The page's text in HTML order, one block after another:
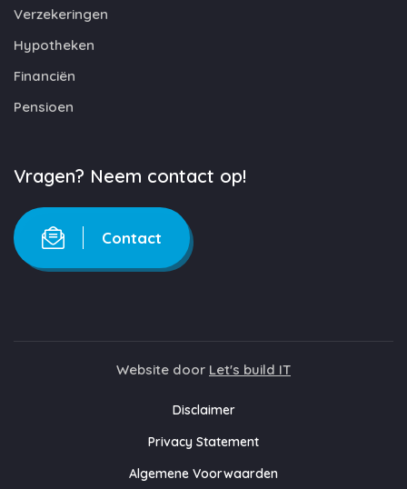
Verzekeringen
Hypotheken
Financiën
Pensioen
Vragen? Neem contact op!
Contact
Website door Let's build IT
Disclaimer
Privacy Statement
Algemene Voorwaarden